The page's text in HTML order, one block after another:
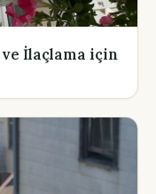
İlaçlama için